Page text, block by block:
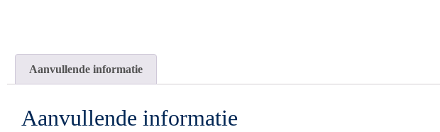
Aanvullende informatie
Aanvullende informatie